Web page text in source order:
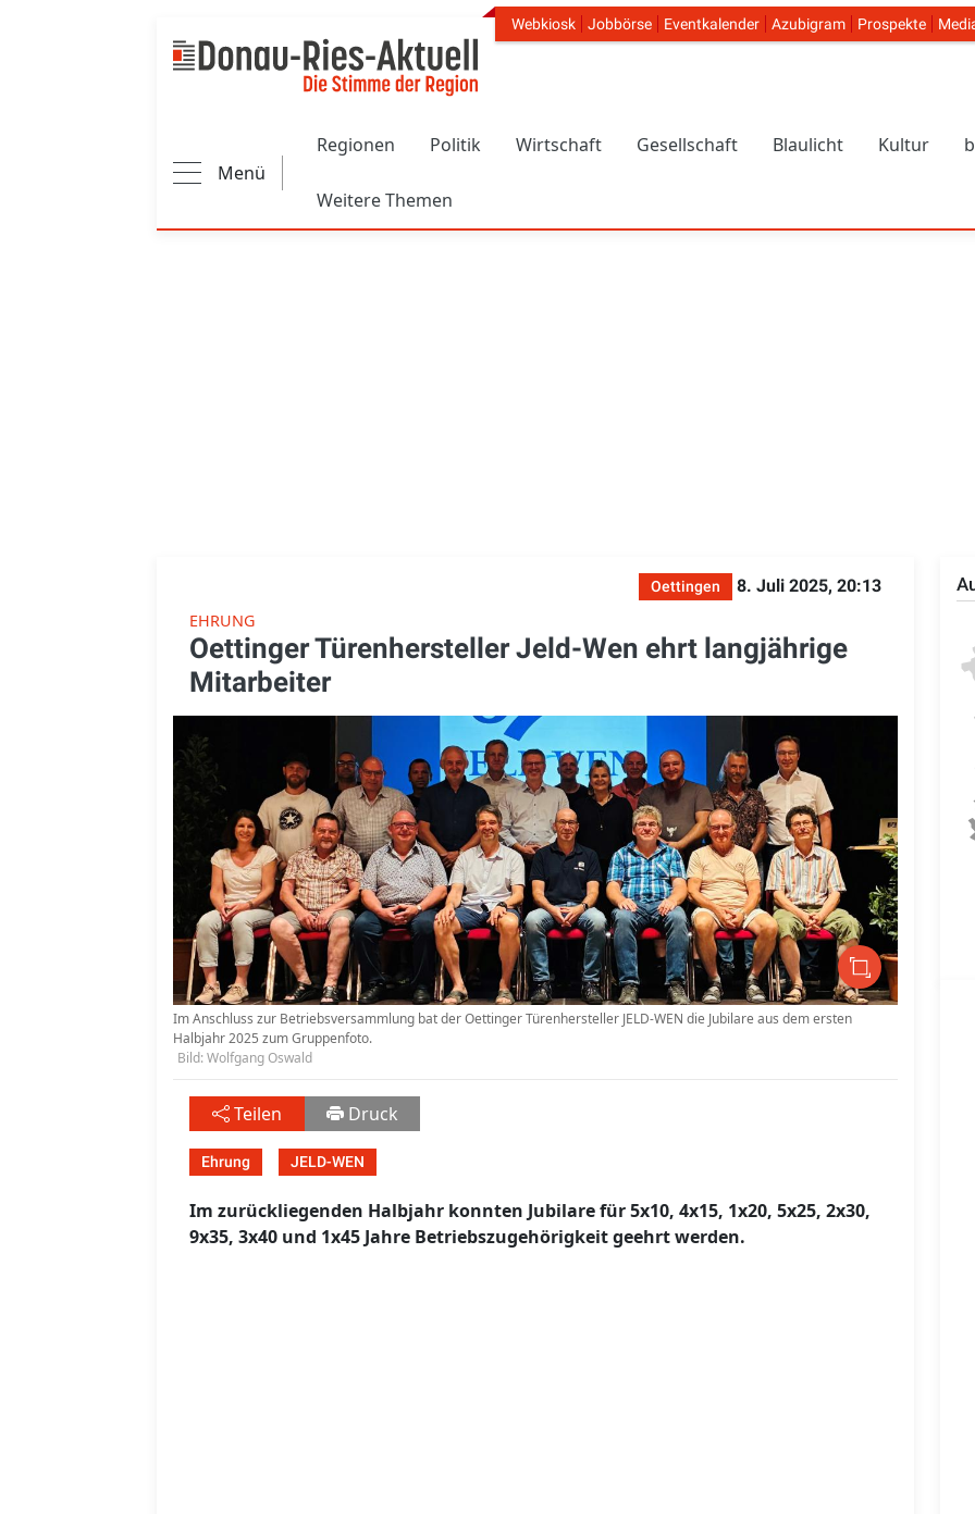
Header Navigation
Webkiosk Jobbörse Eventkalender Azubigram Prospekte
Menü
Regionen Politik Wirtschaft Gesellschaft Blaulicht Kultur
Weitere Themen
Oettingen
8. Juli 2025, 20:13
EHRUNG
Oettinger Türenhersteller Jeld-Wen ehrt langjährige
Mitarbeiter
Im Anschluss zur Betriebsversammlung bat der Oettinger Türenhersteller JELD-WEN die Jubilare aus dem ersten
Halbjahr 2025 zum Gruppenfoto.
Bild: Wolfgang Oswald
Teilen Druck
Ehrung JELD-WEN
Im zurückliegenden Halbjahr konnten Jubilare für 5x10, 4x15, 1x20, 5x25, 2x30,
9x35, 3x40 und 1x45 Jahre Betriebszugehörigkeit geehrt werden.